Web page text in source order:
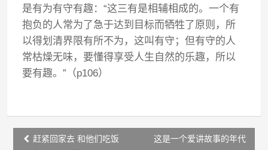
是有为有守有趣：“这三有是相辅相成的。一个有
抱负的人常为了急于达到目标而牺牲了原则，所
以得划清界限有所不为，这叫有守；但有守的人
常枯燥无味，要懂得享受人生自然的乐趣，所以
要有趣。”（p106）
Post赶紧回家去 和他们吃饭
这是一个爱讲故事的年代